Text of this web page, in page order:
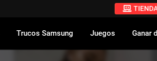
Trucos Samsung Juegos Ganar